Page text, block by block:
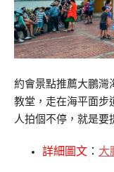
約會景點推薦大鵬灣
教堂，走在海平面步
人拍個不停，就是要
詳細圖文 ： 大